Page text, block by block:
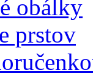
obálky
prstov